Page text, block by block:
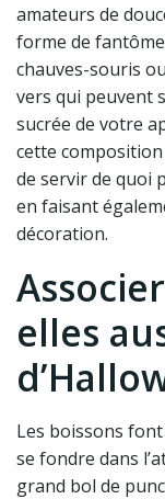
amateurs de
forme de
chauves-souris
vers qui peuvent
sucrée de votre
cette
de servir de quoi
en faisant
décoration.
elles
Les boissons
se fondre dans
grand bol de